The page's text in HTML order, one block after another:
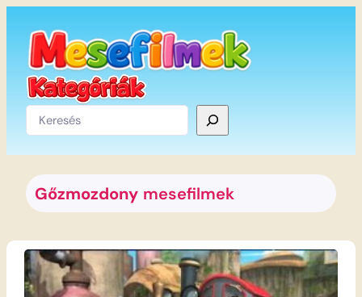
tartalomhoz
Keresés
Gőzmozdony mesefilmek